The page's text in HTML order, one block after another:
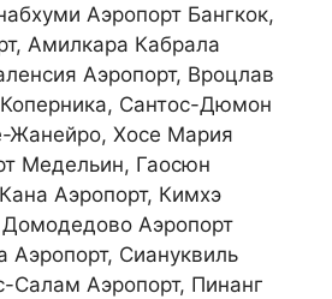
Аэропорт Бангкок,
Амилкара Кабрала
Аэропорт, Вроцлав
Сантос-Дюмон
Жанейро, Хосе Мария
Медельин, Гаосюн
Аэропорт, Кимхэ
Аэропорт
Сиануквиль
Салам Аэропорт, Пинанг